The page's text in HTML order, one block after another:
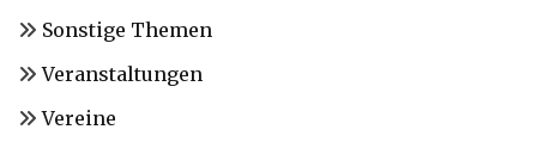
Sonstige Themen
Veranstaltungen
Vereine